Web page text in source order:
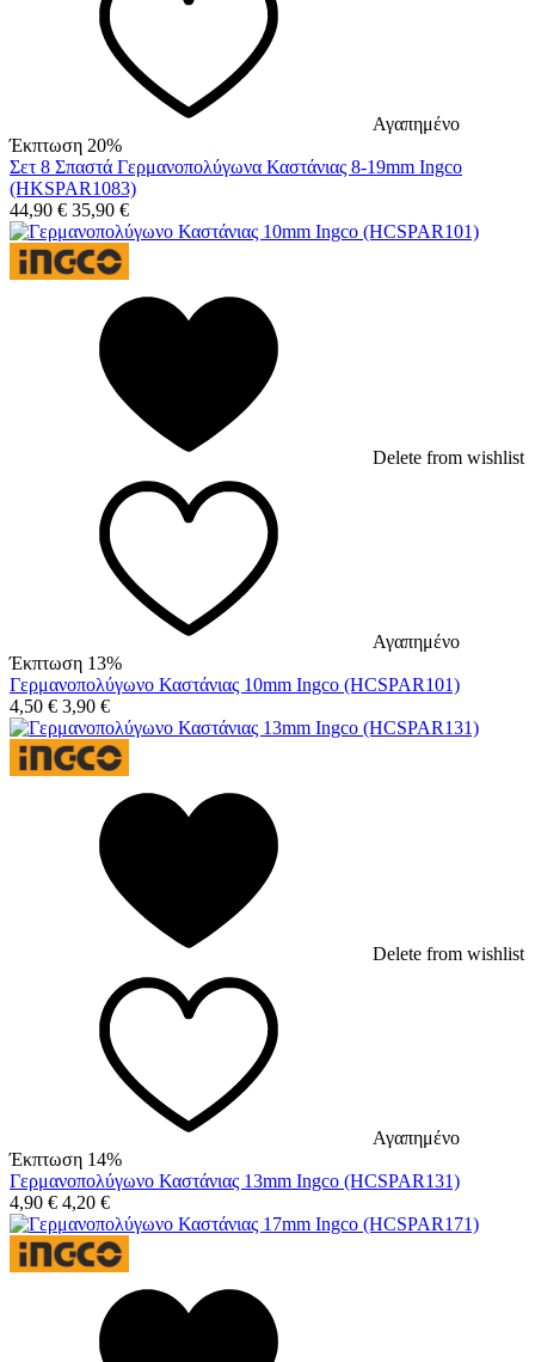
Αγαπημένο
Έκπτωση 20%
Σετ 8 Σπαστά Γερμανοπολύγωνα Καστάνιας 8-19mm Ingco
(HKSPAR1083)
44,90 € 35,90 €
Delete from wishlist
Αγαπημένο
Έκπτωση 13%
Γερμανοπολύγωνο Καστάνιας 10mm Ingco (HCSPAR101)
4,50 € 3,90 €
Delete from wishlist
Αγαπημένο
Έκπτωση 14%
Γερμανοπολύγωνο Καστάνιας 13mm Ingco (HCSPAR131)
4,90 € 4,20 €